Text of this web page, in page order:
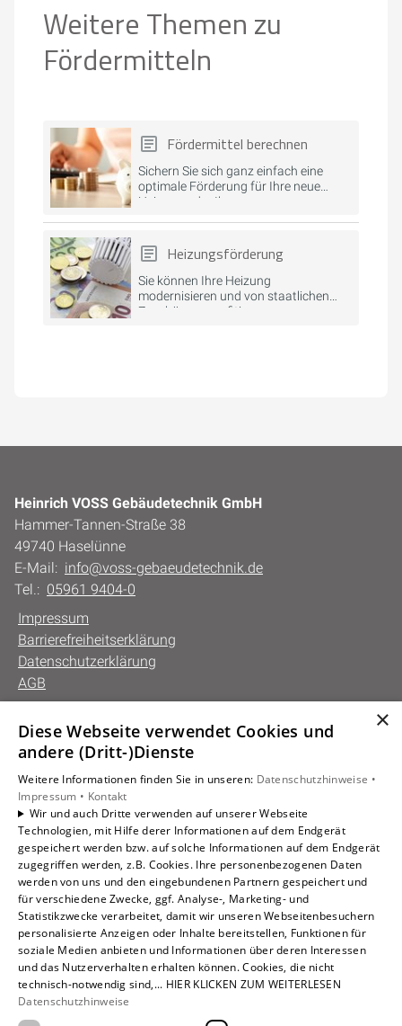
Weitere Themen zu
Fördermitteln
Fördermittel berechnen
Sichern Sie sich ganz einfach eine
optimale Förderung für Ihre neue
Heizung oder Ihre
Heizungsförderung
Sie können Ihre Heizung
modernisieren und von staatlichen
Zuschüssen profitieren.
Heinrich VOSS Gebäudetechnik GmbH
Hammer-Tannen-Straße 38
49740 Haselünne
E-Mail: info@voss-gebaeudetechnik.de
Tel.: 05961 9404-0
Impressum
Barrierefreiheitserklärung
Datenschutzerklärung
AGB
Unsere Bereiche
Gewerbekunden
Karriere
Unternehmen
Kontakt
×
Diese Webseite verwendet Cookies und
andere (Dritt-)Dienste
Weitere Informationen finden Sie in unseren: Datenschutzhinweise •
Impressum • Kontakt
Wir und auch Dritte verwenden auf unserer Webseite
Technologien, mit Hilfe derer Informationen auf dem Endgerät
gespeichert werden bzw. auf solche Informationen auf dem Endgerät
zugegriffen werden, z.B. Cookies. Ihre personenbezogenen Daten
werden von uns und den eingebundenen Partnern gespeichert und
für verschiedene Zwecke, ggf. Analyse-, Marketing- und
Statistikzwecke verarbeitet, damit wir unseren Webseitenbesuchern
personalisierte Anzeigen oder Inhalte bereitstellen, Funktionen für
soziale Medien anbieten und Informationen über deren Interessen
und das Nutzerverhalten erhalten können. Cookies, die nicht
technisch-notwendig sind,... HIER KLICKEN ZUM WEITERLESEN
Datenschutzhinweise